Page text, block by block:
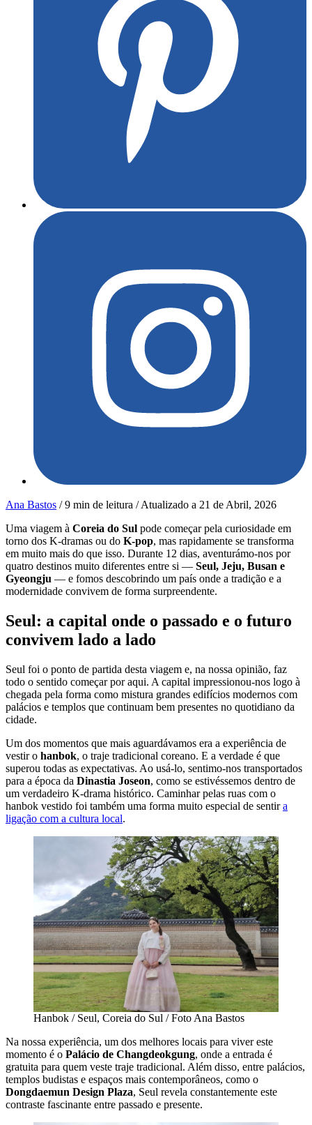
Ana Bastos / 9 min de leitura /Atualizado a 21 de Abril, 2026
Uma viagem à Coreia do Sul pode começar pela curiosidade em
torno dos K-dramas ou do K-pop, mas rapidamente se transforma
em muito mais do que isso. Durante 12 dias, aventurámo-nos por
quatro destinos muito diferentes entre si — Seul, Jeju, Busan e
Gyeongju — e fomos descobrindo um país onde a tradição e a
modernidade convivem de forma surpreendente.
Seul: a capital onde o passado e o futuro
convivem lado a lado
Seul foi o ponto de partida desta viagem e, na nossa opinião, faz
todo o sentido começar por aqui. A capital impressionou-nos logo à
chegada pela forma como mistura grandes edifícios modernos com
palácios e templos que continuam bem presentes no quotidiano da
cidade.
Um dos momentos que mais aguardávamos era a experiência de
vestir o hanbok, o traje tradicional coreano. E a verdade é que
superou todas as expectativas. Ao usá-lo, sentimo-nos transportados
para a época da Dinastia Joseon, como se estivéssemos dentro de
um verdadeiro K-drama histórico. Caminhar pelas ruas com o
hanbok vestido foi também uma forma muito especial de sentira
ligação com a cultura local.
Hanbok / Seul, Coreia do Sul / Foto Ana Bastos
Na nossa experiência, um dos melhores locais para viver este
momento é o Palácio de Changdeokgung, onde a entrada é
gratuita para quem veste traje tradicional. Além disso, entre palácios,
templos budistas e espaços mais contemporâneos, como o
Dongdaemun Design Plaza, Seul revela constantemente este
contraste fascinante entre passado e presente.